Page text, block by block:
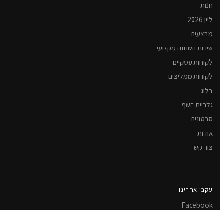
חנות
ליין 2026
מבצעים
שירות השחזה מקצועי
לקוחות עסקיים
לקוחות ממליצים
בלוג
גלריית השף
סרטונים
אודות
צור קשר
עקבו אחרינו
Facebook